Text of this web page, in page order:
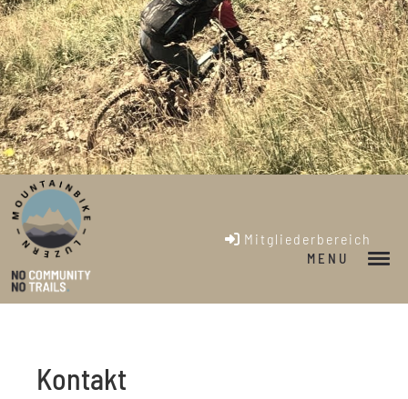
Mitgliederbereich
MENU
Kontakt